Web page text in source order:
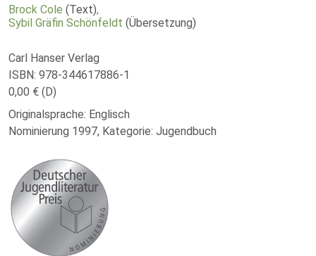
Brock Cole (Text),
Sybil Gräfin Schönfeldt (Übersetzung)
Carl Hanser Verlag
ISBN: 978-344617886-1
0,00 € (D)
Originalsprache: Englisch
Nominierung 1997, Kategorie: Jugendbuch